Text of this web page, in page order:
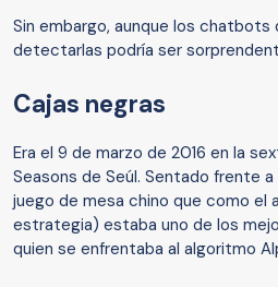
Sin embargo, aunque los chatbots
detectarlas podría ser
Cajas negras
Era el 9 de marzo de 2016 en la
Seasons de Seúl. Sentado frente
juego de mesa chino que como el
estrategia) estaba uno de los
quien se enfrentaba al algoritmo